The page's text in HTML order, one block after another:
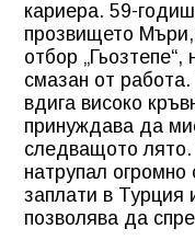
кариера. 59-
прозвището
отбор
смазан от
вдига високо
принуждава да
следващото
натрупал
заплати в Турция
позволява да